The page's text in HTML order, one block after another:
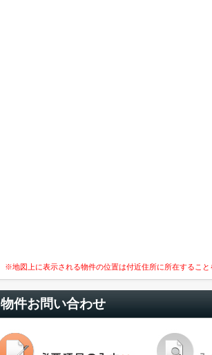
※地図上に表示される物件の位置は付近住所に所在するこ
物件お問い合わせ